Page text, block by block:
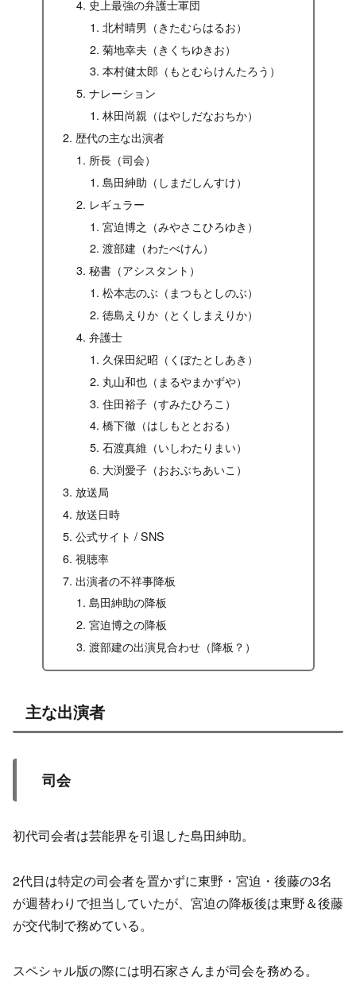
史上最強の弁護士軍団
北村晴男（きたむらはるお）
菊地幸夫（きくちゆきお）
本村健太郎（もとむらけんたろう）
ナレーション
林田尚親（はやしだなおちか）
歴代の主な出演者
所長（司会）
島田紳助（しまだしんすけ）
レギュラー
宮迫博之（みやさこひろゆき）
渡部建（わたべけん）
秘書（アシスタント）
松本志のぶ（まつもとしのぶ）
徳島えりか（とくしまえりか）
弁護士
久保田紀昭（くぼたとしあき）
丸山和也（まるやまかずや）
住田裕子（すみたひろこ）
橋下徹（はしもととおる）
石渡真維（いしわたりまい）
大渕愛子（おおぶちあいこ）
放送局
放送日時
公式サイト / SNS
視聴率
出演者の不祥事降板
島田紳助の降板
宮迫博之の降板
渡部建の出演見合わせ（降板？）
主な出演者
司会
初代司会者は芸能界を引退した島田紳助。
2代目は特定の司会者を置かずに東野・宮迫・後藤の3名
が週替わりで担当していたが、宮迫の降板後は東野＆後藤
が交代制で務めている。
スペシャル版の際には明石家さんまが司会を務める。